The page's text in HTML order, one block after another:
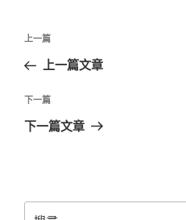
文
導
覽
上
一
文
章
上一篇
上一篇文章
下
一
下一篇
下一篇文章